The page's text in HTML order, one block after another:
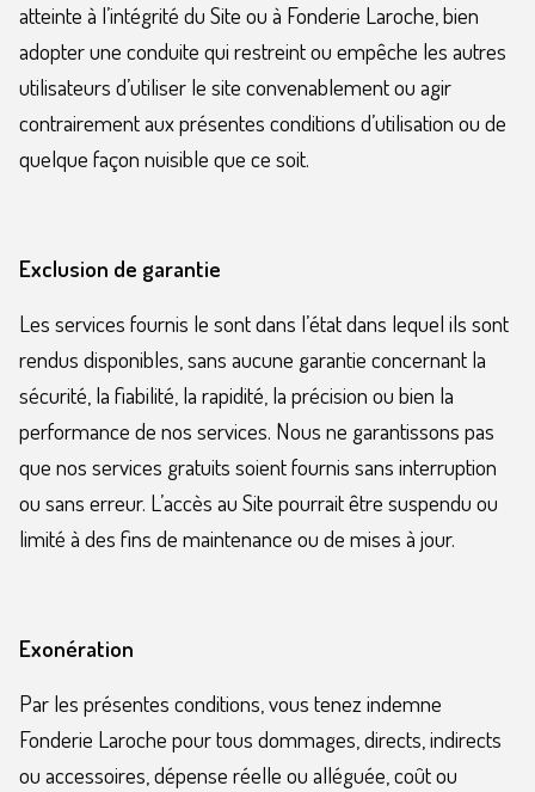
atteinte à l’intégrité du Site ou à Fonderie Laroche, bien
adopter une conduite qui restreint ou empêche les autres
utilisateurs d’utiliser le site convenablement ou agir
contrairement aux présentes conditions d’utilisation ou de
quelque façon nuisible que ce soit.
Exclusion de garantie
Les services fournis le sont dans l’état dans lequel ils sont
rendus disponibles, sans aucune garantie concernant la
sécurité, la fiabilité, la rapidité, la précision ou bien la
performance de nos services. Nous ne garantissons pas
que nos services gratuits soient fournis sans interruption
ou sans erreur. L’accès au Site pourrait être suspendu ou
limité à des fins de maintenance ou de mises à jour.
Exonération
Par les présentes conditions, vous tenez indemne
Fonderie Laroche pour tous dommages, directs, indirects
ou accessoires, dépense réelle ou alléguée, coût ou